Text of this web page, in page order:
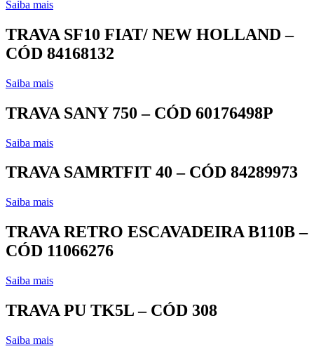
Saiba mais
TRAVA SF10 FIAT/ NEW HOLLAND –
CÓD 84168132
Saiba mais
TRAVA SANY 750 – CÓD 60176498P
Saiba mais
TRAVA SAMRTFIT 40 – CÓD 84289973
Saiba mais
TRAVA RETRO ESCAVADEIRA B110B –
CÓD 11066276
Saiba mais
TRAVA PU TK5L – CÓD 308
Saiba mais